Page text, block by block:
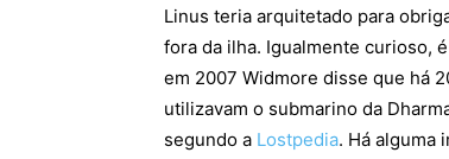
Linus teria arquitetado para
fora da ilha. Igualmente curioso,
em 2007 Widmore disse que há
utilizavam o submarino da
segundo a Lostpedia. Há alguma